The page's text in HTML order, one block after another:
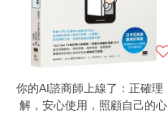
你的AI諮商師上線了：正確理
解，安心使用，照顧自己的心